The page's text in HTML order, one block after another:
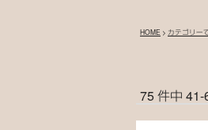
HOME > カテゴリー
75 件中